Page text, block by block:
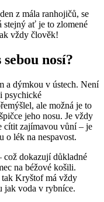
z mála ranhojičů, se
stejný ať je to zlomené
vždy člověk!
nosí?
a dýmkou v ústech. Není
psychické
ale možná je to
jeho nosu. Je vždy
cítit zajímavou vůní – je
o lék na nespavost.
což dokazují důkladné
na béžové košili.
Kryštof má vždy
jak voda v rybníce.